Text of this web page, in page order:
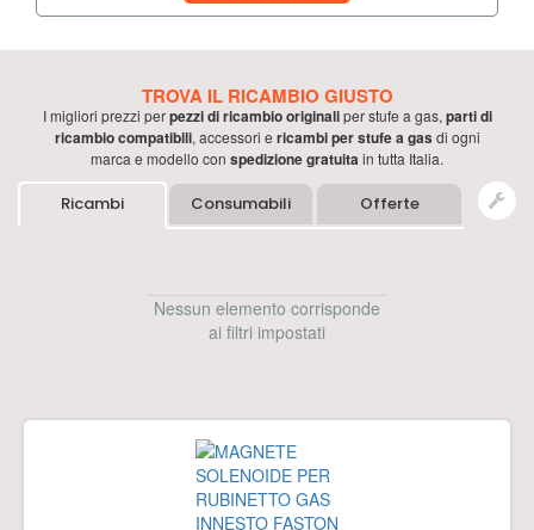
TROVA IL RICAMBIO GIUSTO
I migliori prezzi perpezzi di ricambio originaliperstufe a gas, parti di
ricambio compatibili, accessori e ricambi perstufe a gas di ogni
marca e modello con spedizione gratuitain tutta Italia.
Ricambi Consumabili Offerte
Nessun elemento corrisponde
ai filtri impostati